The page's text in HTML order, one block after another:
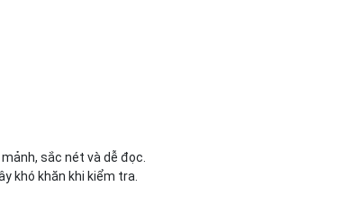
sắc nét và dễ đọc.
khó khăn khi kiểm tra.